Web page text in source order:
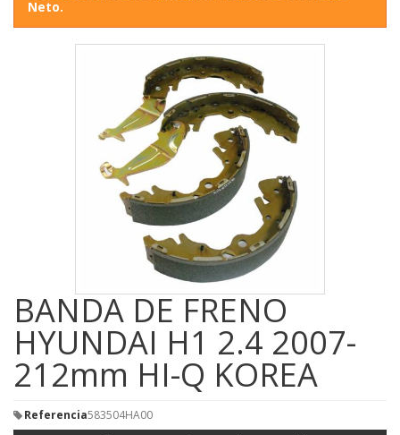
Neto.
BANDA DE FRENO
HYUNDAI H1 2.4 2007-
212mm HI-Q KOREA
Referencia583504HA00